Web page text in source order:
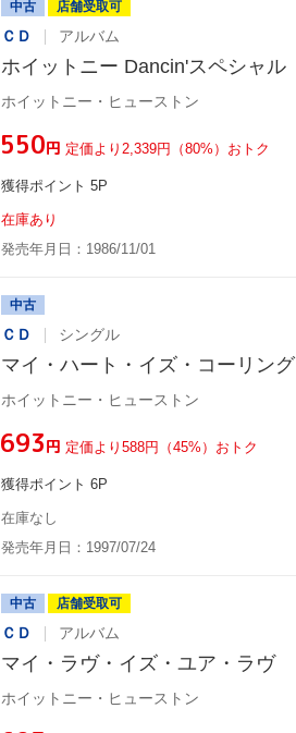
中古 店舗受取可
ＣＤ アルバム
ホイットニー Dancin'スペシャル
ホイットニー・ヒューストン
¥550円 定価より2,339円（80%）おトク
獲得ポイント 5P
在庫あり
発売年月日：1986/11/01
中古
ＣＤ シングル
マイ・ハート・イズ・コーリング
ホイットニー・ヒューストン
¥693円 定価より588円（45%）おトク
獲得ポイント 6P
在庫なし
発売年月日：1997/07/24
中古 店舗受取可
ＣＤ アルバム
マイ・ラヴ・イズ・ユア・ラヴ
ホイットニー・ヒューストン